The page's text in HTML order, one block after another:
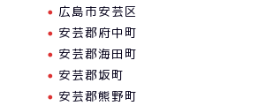
広島市安芸区
安芸郡府中町
安芸郡海田町
安芸郡坂町
安芸郡熊野町